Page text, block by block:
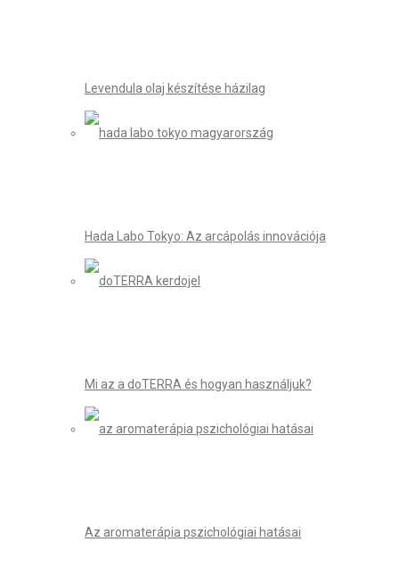
Levendula olaj készítése házilag
Hada Labo Tokyo: Az arcápolás innovációja
Mi az a doTERRA és hogyan használjuk?
Az aromaterápia pszichológiai hatásai